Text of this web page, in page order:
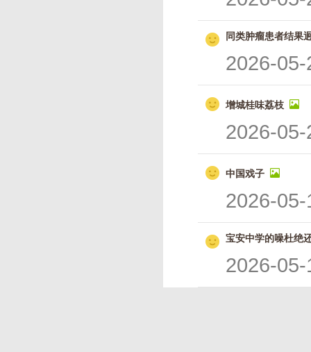
同类肿瘤患者结果
2026-
增城桂味荔枝
2026-
中国戏子
2026-
宝安中学的噪杜绝
2026-